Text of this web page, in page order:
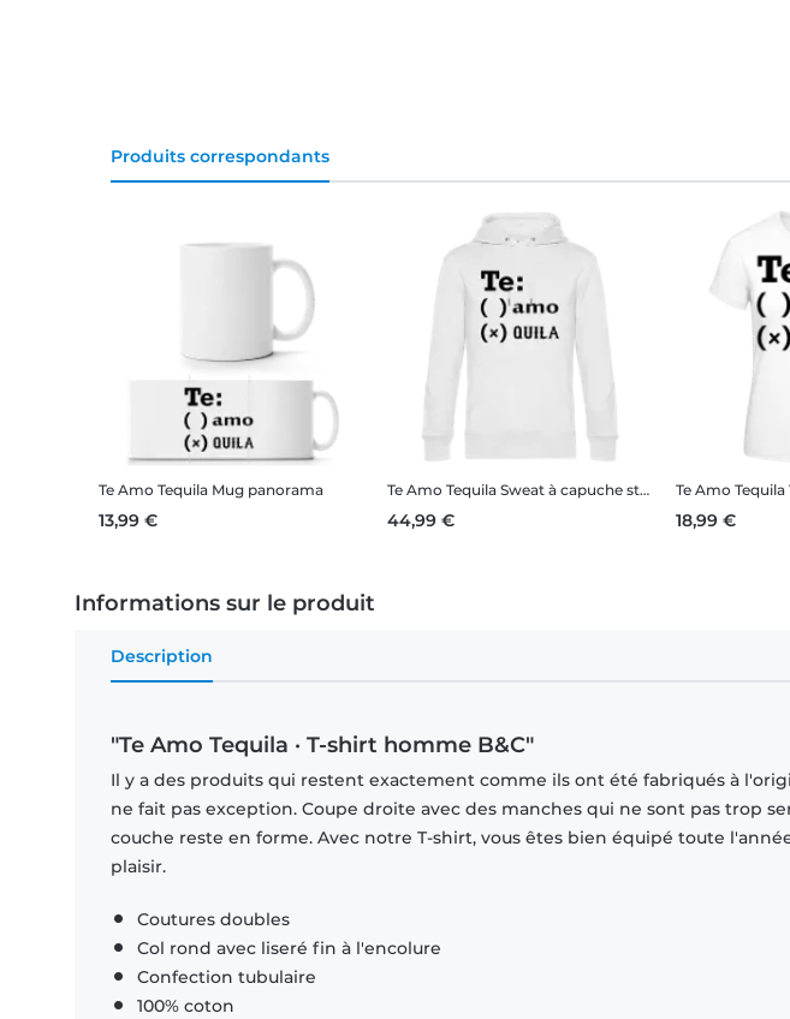
Produits correspondants
Te Amo Tequila Mug panorama
13,99 €
Te Amo Tequila Sweat à capuche standard homme
44,99 €
Te Amo Tequila
18,99 €
Informations sur le produit
Description
"Te Amo Tequila · T-shirt homme B&C"
Il y a des produits qui restent exactement comme ils ont été fabriqués à
ne fait pas exception. Coupe droite avec des manches qui ne sont pas trop
couche reste en forme. Avec notre T-shirt, vous êtes bien équipé toute
plaisir.
Coutures doubles
Col rond avec liseré fin à l'encolure
Confection tubulaire
100% coton